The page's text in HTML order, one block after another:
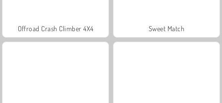
Offroad Crash Climber 4X4 Sweet Match